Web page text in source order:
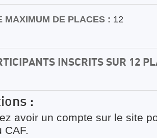
MAXIMUM DE PLACES : 12
INSCRITS SUR 12
:
avoir un compte sur le site
CAF.